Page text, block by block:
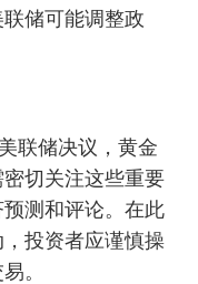
储可能调整政
联储决议，黄金
切关注这些重要
测和评论。在此
投资者应谨慎操
。